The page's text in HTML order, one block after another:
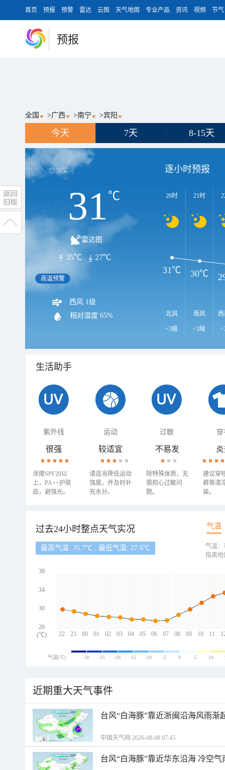
首页 预报 预警 雷达 云图 天气地图 专业产品 资讯 视频 节气
预报
全国 >广西 >南宁 >宾阳
今天 7天 8-15天
22:50实况
31℃
雷达图
35℃ 27℃
高温预警
西风 1级
相对湿度 65%
逐小时预报
20时
北风
<3级
21时
南风
<3级
31℃ 30℃
生活助手
紫外线 运动 过敏 穿
很强
涂擦SPF20以
上，PA++护肤
品，避强光。
较适宜
请适当降低运动
强度，并及时补
充水分。
不易发
除特殊体质，无
需担心过敏问
题。
建议穿
裤等清
装。
过去24小时整点天气实况 气温
最高气温: 35.7℃ , 最低气温: 27.6℃
22 23 00 01 02 03 04 05 06 07 08 09 10 11
38
34
30
26
(℃)
气温：
指离地
气温(℃) -30 -25 -20 -15 -10 -5 0 5 10
近期重大天气事件
台风“白海豚”靠近浙闽沿海风雨渐
中国天气网 2026-08-08 07:45
台风“白海豚”靠近华东沿海 冷空